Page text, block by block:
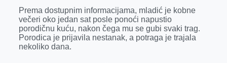
k
e
r
n
p
Prema dostupnim informacijama, mladić je kobne
večeri oko jedan sat posle ponoći napustio
porodičnu kuću, nakon čega mu se gubi svaki trag.
Porodica je prijavila nestanak, a potraga je trajala
nekoliko dana.